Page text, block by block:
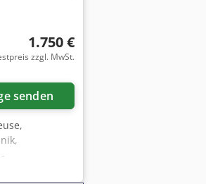
1.750 €
zzgl. MwSt.
senden